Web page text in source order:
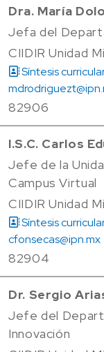
Dra. María
Jefa del
CIIDIR Unidad
Síntesis
82906
I.S.C. Carlos
Jefe de la
Campus Virtual
CIIDIR Unidad
Síntesis
cfonsecas@ipn.mx
82904
Dr. Sergio
Jefe del
Innovación